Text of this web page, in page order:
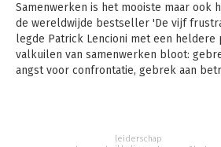
Samenwerken is het mooiste maar ook
de wereldwijde bestseller 'De vijf
legde Patrick Lencioni met een
valkuilen van samenwerken bloot:
angst voor confrontatie, gebrek aan
leiderschap